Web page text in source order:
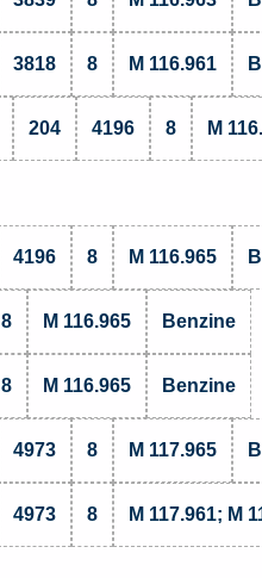
3818 8 M 116.961
204 4196 8 M
4196 8 M 116.965
8 M 116.965 Benzine
8 M 116.965 Benzine
4973 8 M 117.965
4973 8 M 117.961; M